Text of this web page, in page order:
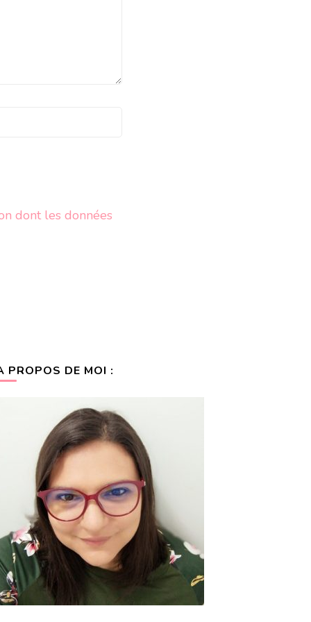
dont les données
PROPOS DE MOI :